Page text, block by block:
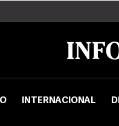
INTERNACIONAL